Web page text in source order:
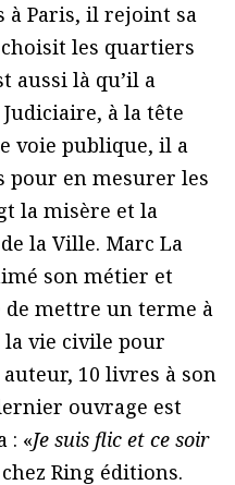
à Paris, il rejoint sa
les quartiers
aussi là qu’il a
à la tête
voie publique, il a
pour en mesurer les
la misère et la
la Ville. Marc La
son métier et
de mettre un terme à
vie civile pour
10 livres à son
ouvrage est
: «Je suis flic et ce soir
Ring éditions.